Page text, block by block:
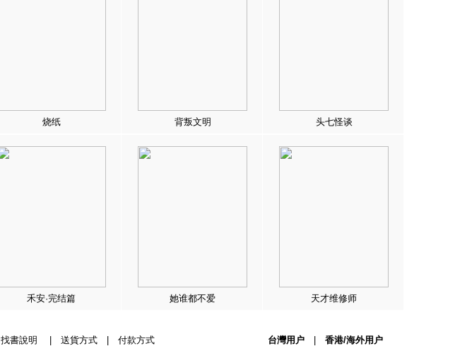
烧纸 背叛文明 头七怪谈
禾安·完结篇 她谁都不爱 天才维修师
找書說明 送貨方式| 付款方式 台灣用户 香港/海外用户